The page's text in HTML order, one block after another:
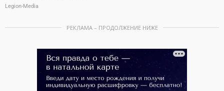
Legion-Media
РЕКЛАМА – ПРОДОЛЖЕНИЕ НИЖЕ